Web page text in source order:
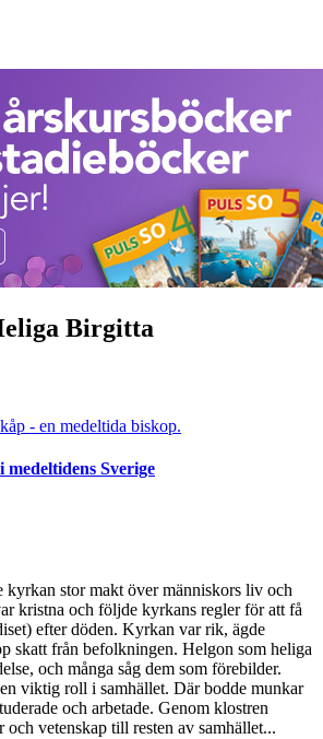
Birgitta
Sverige
kyrkan stor makt över människors liv och
kristna och följde kyrkans regler för att få
efter döden. Kyrkan var rik, ägde
skatt från befolkningen. Helgon som heliga
och många såg dem som förebilder.
viktig roll i samhället. Där bodde munkar
och arbetade. Genom klostren
och vetenskap till resten av samhället...